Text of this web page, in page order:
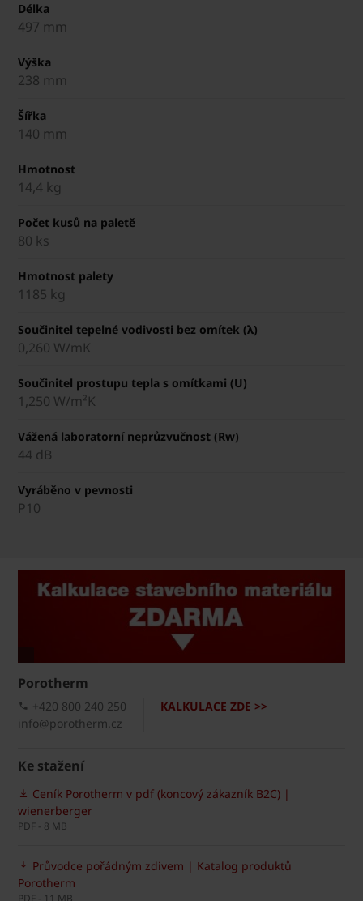
Délka
497 mm
Výška
238 mm
Šířka
140 mm
Hmotnost
14,4 kg
Počet kusů na paletě
80 ks
Hmotnost palety
1185 kg
Součinitel tepelné vodivosti bez omítek (λ)
0,260 W/mK
Součinitel prostupu tepla s omítkami (U)
1,250 W/m²K
Vážená laboratorní neprůzvučnost (Rw)
44 dB
Vyráběno v pevnosti
P10
Porotherm
KALKULACE ZDE >>
+420 800 240 250
info@porotherm.cz
Ke stažení
Ceník Porotherm v pdf (koncový zákazník B2C) |
wienerberger
PDF - 8 MB
Průvodce pořádným zdivem | Katalog produktů
Porotherm